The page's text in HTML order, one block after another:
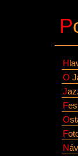
P
H
O
J
F
O
F
N